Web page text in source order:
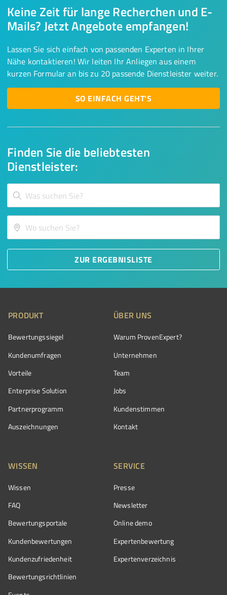
Finden Sie die beliebtesten
Dienstleister:
ZUR ERGEBNISLISTE
Keine Zeit für lange Recherchen und E-
Mails? Jetzt Angebote empfangen!
Lassen Sie sich einfach von passenden Experten in Ihrer
Nähe kontaktieren! Wir leiten Ihr Anliegen aus einem
kurzen Formular an bis zu 20 passende Dienstleister weiter.
SO EINFACH GEHT'S
PRODUKT
Bewertungssiegel
Kundenumfragen
Vorteile
Enterprise Solution
Partnerprogramm
Auszeichnungen
ÜBER UNS
Warum ProvenExpert?
Unternehmen
Team
Jobs
Kundenstimmen
Kontakt
WISSEN
Wissen
FAQ
Bewertungsportale
Kundenbewertungen
Kundenzufriedenheit
Bewertungs­richtlinien
SERVICE
Presse
Newsletter
Online demo
Expertenbewertung
Expertenverzeichnis